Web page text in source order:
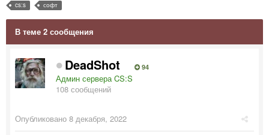
cs:s софт
В теме 2 сообщения
DeadShot 94
Админ сервера CS:S
108 сообщений
Опубликовано 8 декабря, 2022